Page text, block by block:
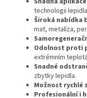
technologii
Široká nabídka
mat, metalíza,
Odolnost proti
extrémním
Snadné
zbytky lepidla.
Možnost rychlé
Profesionální i